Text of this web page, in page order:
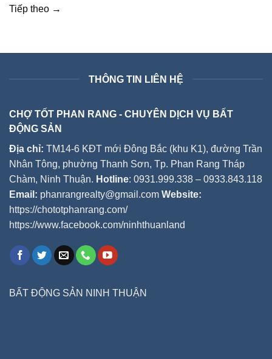
Tiếp theo →
THÔNG TIN LIÊN HỆ
CHỢ TỐT PHAN RANG - CHUYÊN DỊCH VỤ BẤT
ĐỘNG SẢN
Địa chỉ: TM14-6 KĐT mới Đông Bắc (khu K1), đường Trần
Nhân Tông, phường Thanh Sơn, Tp. Phan Rang Tháp
Chàm, Ninh Thuận. Hotline: 0931.999.338 – 0933.843.118
Email: phanrangrealty@gmail.com Website:
https://chototphanrang.com/
https://www.facebook.com/ninhthuanland
BẤT ĐỘNG SẢN NINH THUẬN